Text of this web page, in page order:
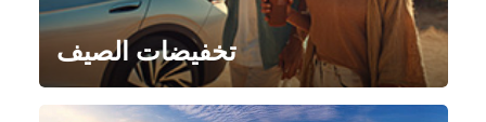
تخفيضات الصيف